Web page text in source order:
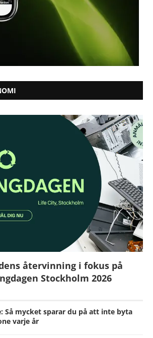
återvinning i fokus på
Stockholm 2026
Så mycket sparar du på att inte byta
varje år